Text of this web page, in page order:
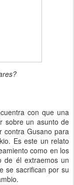
con que una
sobre un asunto de
contra Gusano para
Es este un relato
como en los
de él extraemos un
se sacrifican por su